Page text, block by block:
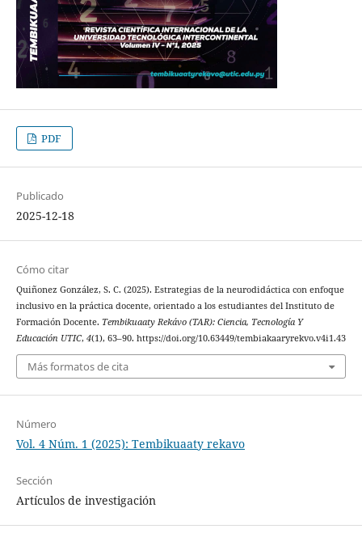
PDF
Publicado
2025-12-18
Cómo citar
Quiñonez González, S. C. (2025). Estrategias de la neurodidáctica con enfoque
inclusivo en la práctica docente, orientado a los estudiantes del Instituto de
Formación Docente. Tembikuaaty Rekávo (TAR): Ciencia, Tecnología Y
Educación UTIC, 4(1), 63–90. https://doi.org/10.63449/tembiakaaryrekvo.v4i1.43
Más formatos de cita
Número
Vol. 4 Núm. 1 (2025): Tembikuaaty rekavo
Sección
Artículos de investigación